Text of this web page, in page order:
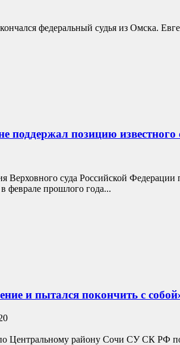
федеральный судья из Омска.
поддержал позицию
Верховного суда Российской
феврале прошлого года...
и пытался покончить с
Центральному району Сочи СУ СК РФ